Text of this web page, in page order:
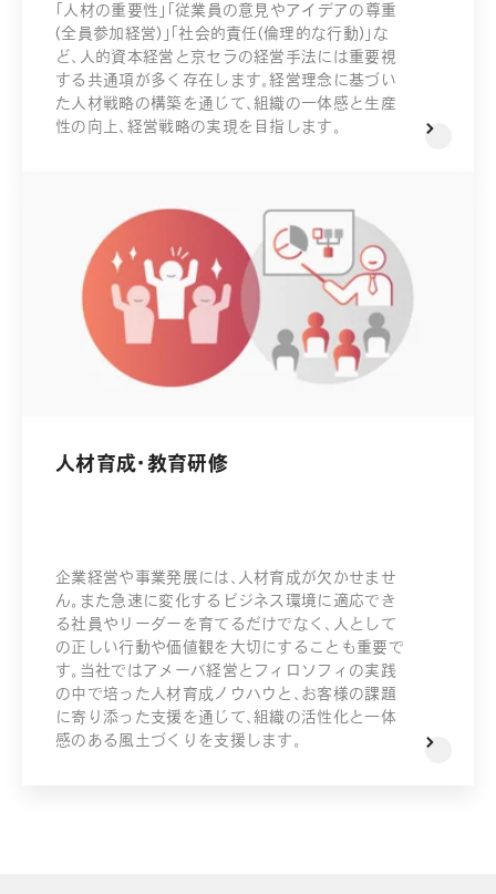
「人材の重要性」「従業員の意見やアイデアの尊重
(全員参加経営)」「社会的責任(倫理的な行動)」な
ど、人的資本経営と京セラの経営手法には重要視
する共通項が多く存在します。経営理念に基づい
た人材戦略の構築を通じて、組織の一体感と生産
性の向上、経営戦略の実現を目指します。
人材育成・教育研修
企業経営や事業発展には、人材育成が欠かせませ
ん。また急速に変化するビジネス環境に適応でき
る社員やリーダーを育てるだけでなく、人として
の正しい行動や価値観を大切にすることも重要で
す。当社ではアメーバ経営とフィロソフィの実践
の中で培った人材育成ノウハウと、お客様の課題
に寄り添った支援を通じて、組織の活性化と一体
感のある風土づくりを支援します。